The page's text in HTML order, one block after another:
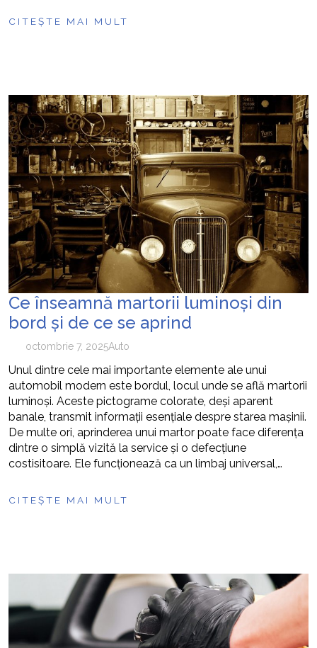
CITEȘTE MAI MULT
Ce înseamnă martorii luminoși din
bord și de ce se aprind
octombrie 7, 2025Auto
Unul dintre cele mai importante elemente ale unui
automobil modern este bordul, locul unde se află martorii
luminoși. Aceste pictograme colorate, deși aparent
banale, transmit informații esențiale despre starea mașinii.
De multe ori, aprinderea unui martor poate face diferența
dintre o simplă vizită la service și o defecțiune
costisitoare. Ele funcționează ca un limbaj universal,…
CITEȘTE MAI MULT